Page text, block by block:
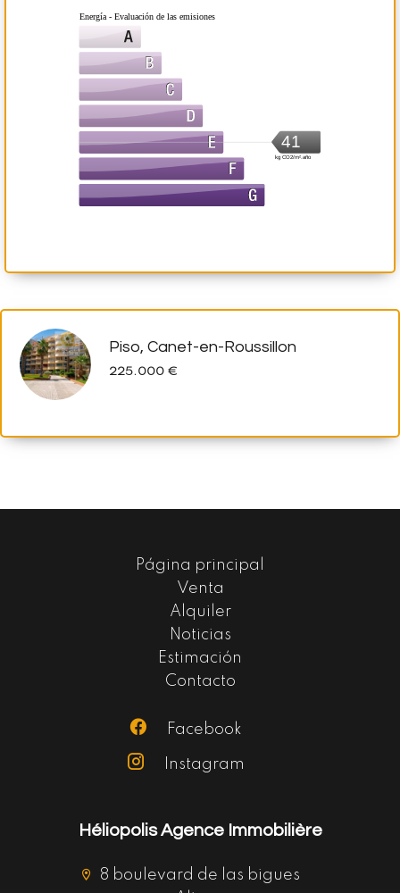
Energía - Evaluación de las emisiones
41
kg CO2/m².año
Piso, Canet-en-Roussillon
225.000 €
Página principal
Venta
Alquiler
Noticias
Estimación
Contacto
Facebook
Instagram
Héliopolis Agence Immobilière
8 boulevard de las bigues